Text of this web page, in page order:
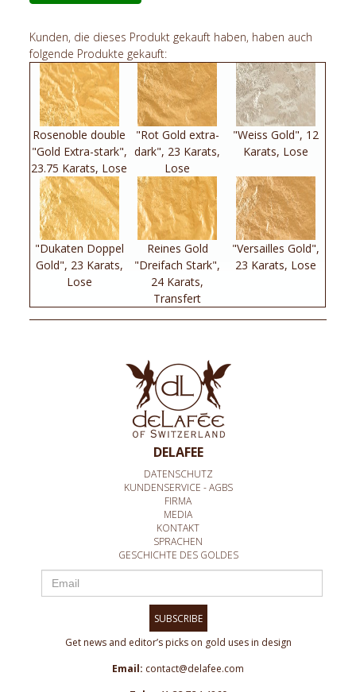
Kunden, die dieses Produkt gekauft haben, haben auch
folgende Produkte gekauft:
Rosenoble double
"Gold Extra-stark",
23.75 Karats, Lose
"Rot Gold extra-
dark", 23 Karats,
Lose
"Weiss Gold", 12
Karats, Lose
"Dukaten Doppel
Gold", 23 Karats,
Lose
Reines Gold
"Dreifach Stark",
24 Karats,
Transfert
"Versailles Gold",
23 Karats, Lose
DELAFEE
DATENSCHUTZ
KUNDENSERVICE - AGBS
FIRMA
MEDIA
KONTAKT
SPRACHEN
GESCHICHTE DES GOLDES
SUBSCRIBE
Get news and editor’s picks on gold uses in design
Email: contact@delafee.com